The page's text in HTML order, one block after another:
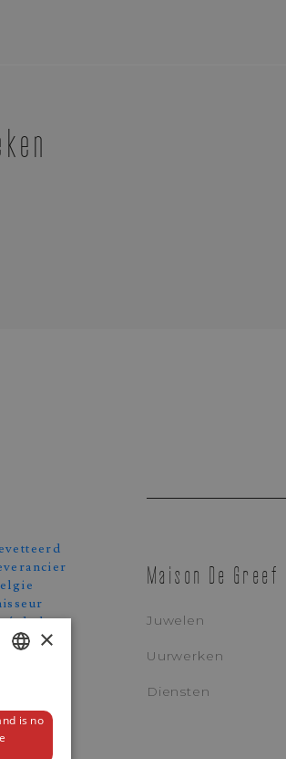
Maison De Greef
Juwelen
Uurwerken
Diensten
×
is no